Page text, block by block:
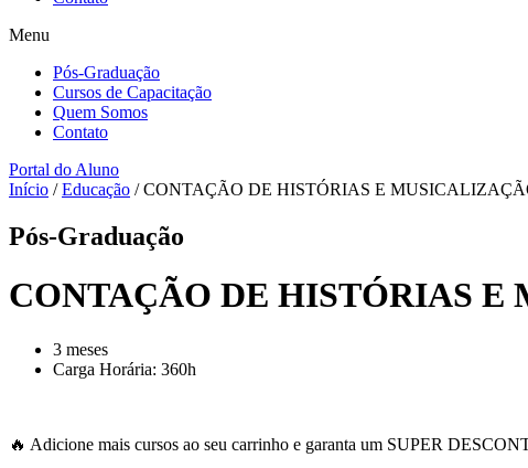
Menu
Pós-Graduação
Cursos de Capacitação
Quem Somos
Contato
Portal do Aluno
Início /Educação / CONTAÇÃO DE HISTÓRIAS E
Pós-Graduação
CONTAÇÃO DE HISTÓRIAS
3 meses
Carga Horária: 360h
🔥 Adicione mais cursos ao seu carrinho e garanta um SUPER